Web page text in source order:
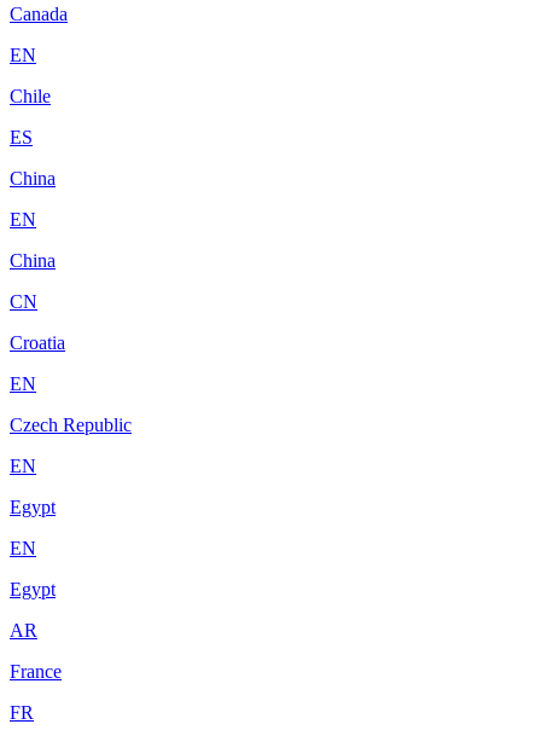
Canada
EN
Chile
ES
China
EN
China
CN
Croatia
EN
Czech Republic
EN
Egypt
EN
Egypt
AR
France
FR